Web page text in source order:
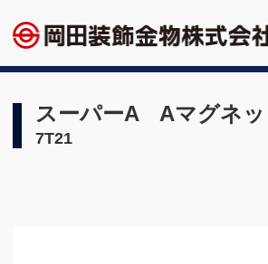
スーパーA Aマグネッ
7T21